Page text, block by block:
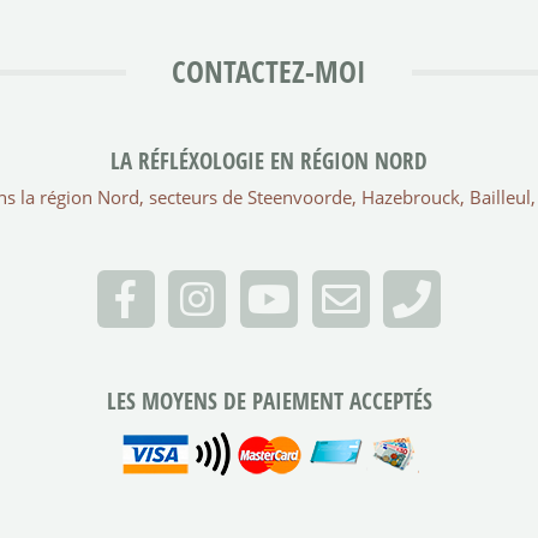
CONTACTEZ-MOI
LA RÉFLÉXOLOGIE EN RÉGION NORD
la région Nord, secteurs de Steenvoorde, Hazebrouck,
LES MOYENS DE PAIEMENT ACCEPTÉS